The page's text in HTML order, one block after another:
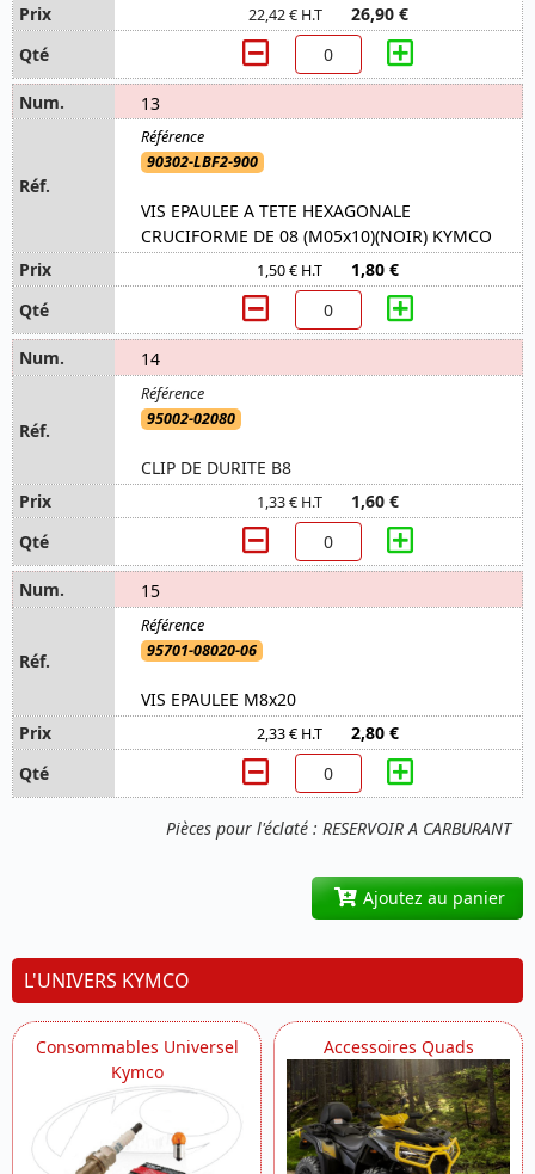
Pièces pour l'éclaté : RESERVOIR A CARBURANT
22,42 € H.T 26,90 €
13
90302-LBF2-900
VIS EPAULEE A TETE HEXAGONALE
CRUCIFORME DE 08 (M05x10)(NOIR) KYMCO
1,50 € H.T 1,80 €
14
95002-02080
CLIP DE DURITE B8
1,33 € H.T 1,60 €
15
95701-08020-06
VIS EPAULEE M8x20
2,33 € H.T 2,80 €
Ajoutez au panier
L'UNIVERS KYMCO
Consommables Universel
Kymco
Accessoires Quads